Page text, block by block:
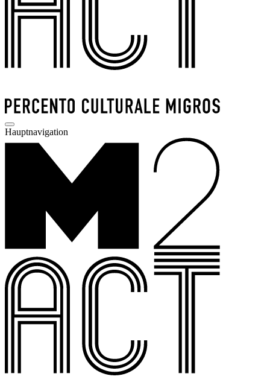
Hauptnavigation